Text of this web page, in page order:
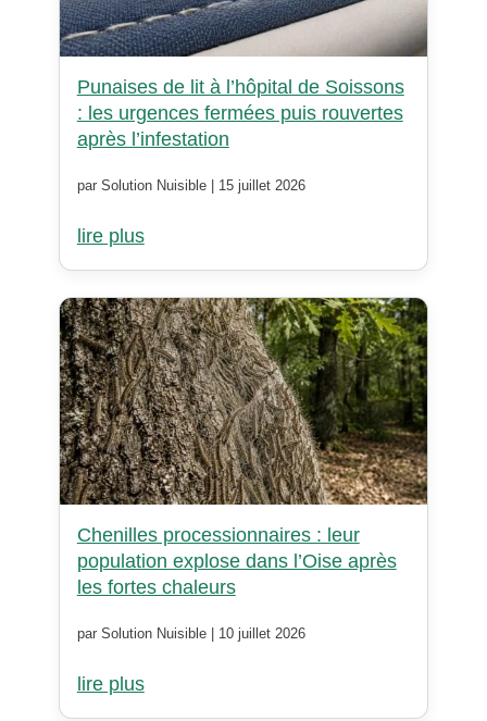
Punaises de lit à l’hôpital de Soissons
: les urgences fermées puis rouvertes
après l’infestation
par Solution Nuisible | 15 juillet 2026
lire plus
Chenilles processionnaires : leur
population explose dans l’Oise après
les fortes chaleurs
par Solution Nuisible | 10 juillet 2026
lire plus